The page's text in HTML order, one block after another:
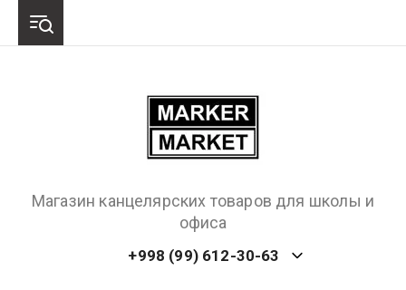
Магазин канцелярских товаров для школы и
офиса
+998 (99) 612-30-63